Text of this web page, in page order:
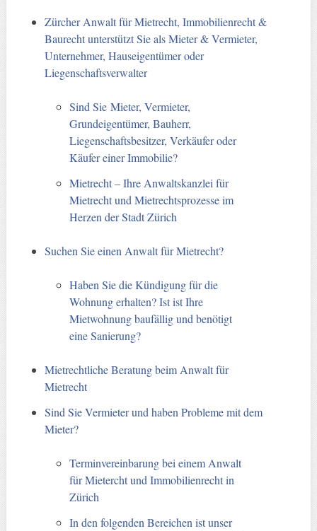
Zürcher Anwalt für Mietrecht, Immobilienrecht &
Baurecht unterstützt Sie als Mieter & Vermieter,
Unternehmer, Hauseigentümer oder
Liegenschaftsverwalter
Sind Sie Mieter, Vermieter,
Grundeigentümer, Bauherr,
Liegenschaftsbesitzer, Verkäufer oder
Käufer einer Immobilie?
Mietrecht – Ihre Anwaltskanzlei für
Mietrecht und Mietrechtsprozesse im
Herzen der Stadt Zürich
Suchen Sie einen Anwalt für Mietrecht?
Haben Sie die Kündigung für die
Wohnung erhalten? Ist ist Ihre
Mietwohnung baufällig und benötigt
eine Sanierung?
Mietrechtliche Beratung beim Anwalt für
Mietrecht
Sind Sie Vermieter und haben Probleme mit dem
Mieter?
Terminvereinbarung bei einem Anwalt
für Mietercht und Immobilienrecht in
Zürich
In den folgenden Bereichen ist unser